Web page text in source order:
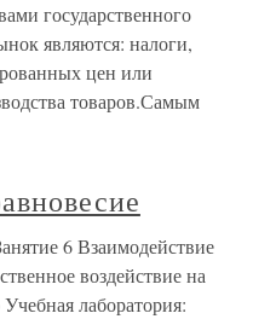
государственного
являются: налоги,
цен или
товаров.Самым
6 Взаимодействие
воздействие на
лаборатория: